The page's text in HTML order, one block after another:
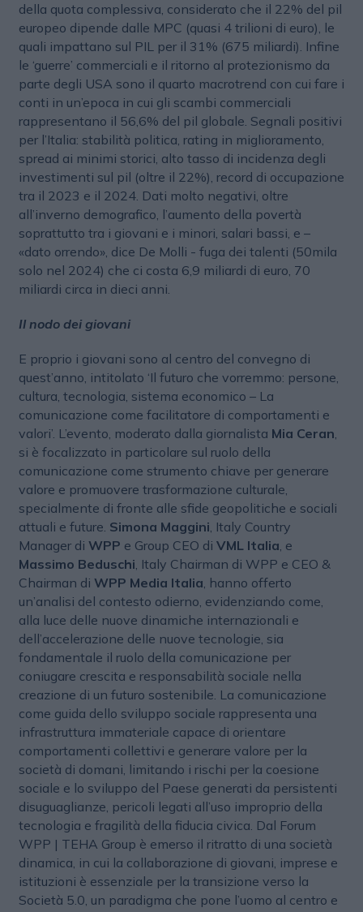
della quota complessiva, considerato che il 22% del pil
europeo dipende dalle MPC (quasi 4 trilioni di euro), le
quali impattano sul PIL per il 31% (675 miliardi). Infine
le ‘guerre’ commerciali e il ritorno al protezionismo da
parte degli USA sono il quarto macrotrend con cui fare i
conti in un’epoca in cui gli scambi commerciali
rappresentano il 56,6% del pil globale. Segnali positivi
per l’Italia: stabilità politica, rating in miglioramento,
spread ai minimi storici, alto tasso di incidenza degli
investimenti sul pil (oltre il 22%), record di occupazione
tra il 2023 e il 2024. Dati molto negativi, oltre
all’inverno demografico, l’aumento della povertà
soprattutto tra i giovani e i minori, salari bassi, e –
«dato orrendo», dice De Molli - fuga dei talenti (50mila
solo nel 2024) che ci costa 6,9 miliardi di euro, 70
miliardi circa in dieci anni.
Il nodo dei giovani
E proprio i giovani sono al centro del convegno di
quest’anno, intitolato ‘Il futuro che vorremmo: persone,
cultura, tecnologia, sistema economico – La
comunicazione come facilitatore di comportamenti e
valori’. L’evento, moderato dalla giornalista Mia Ceran,
si è focalizzato in particolare sul ruolo della
comunicazione come strumento chiave per generare
valore e promuovere trasformazione culturale,
specialmente di fronte alle sfide geopolitiche e sociali
attuali e future. Simona Maggini, Italy Country
Manager di WPP e Group CEO di VML Italia, e
Massimo Beduschi, Italy Chairman di WPP e CEO &
Chairman di WPP Media Italia, hanno offerto
un’analisi del contesto odierno, evidenziando come,
alla luce delle nuove dinamiche internazionali e
dell’accelerazione delle nuove tecnologie, sia
fondamentale il ruolo della comunicazione per
coniugare crescita e responsabilità sociale nella
creazione di un futuro sostenibile. La comunicazione
come guida dello sviluppo sociale rappresenta una
infrastruttura immateriale capace di orientare
comportamenti collettivi e generare valore per la
società di domani, limitando i rischi per la coesione
sociale e lo sviluppo del Paese generati da persistenti
disuguaglianze, pericoli legati all’uso improprio della
tecnologia e fragilità della fiducia civica. Dal Forum
WPP | TEHA Group è emerso il ritratto di una società
dinamica, in cui la collaborazione di giovani, imprese e
istituzioni è essenziale per la transizione verso la
Società 5.0, un paradigma che pone l’uomo al centro e